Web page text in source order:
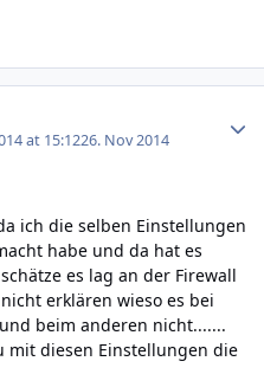
at 15:1226. Nov 2014
ich die selben Einstellungen
habe und da hat es
es lag an der Firewall
erklären wieso es bei
beim anderen nicht.......
mit diesen Einstellungen die